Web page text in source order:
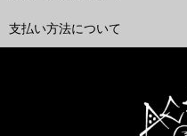
支払い方法について